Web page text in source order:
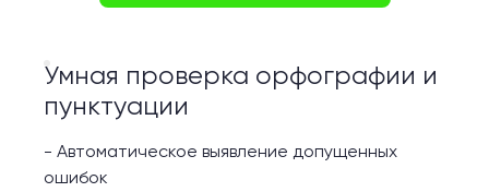
Умная проверка орфографии и
пунктуации
- Автоматическое выявление допущенных
ошибок